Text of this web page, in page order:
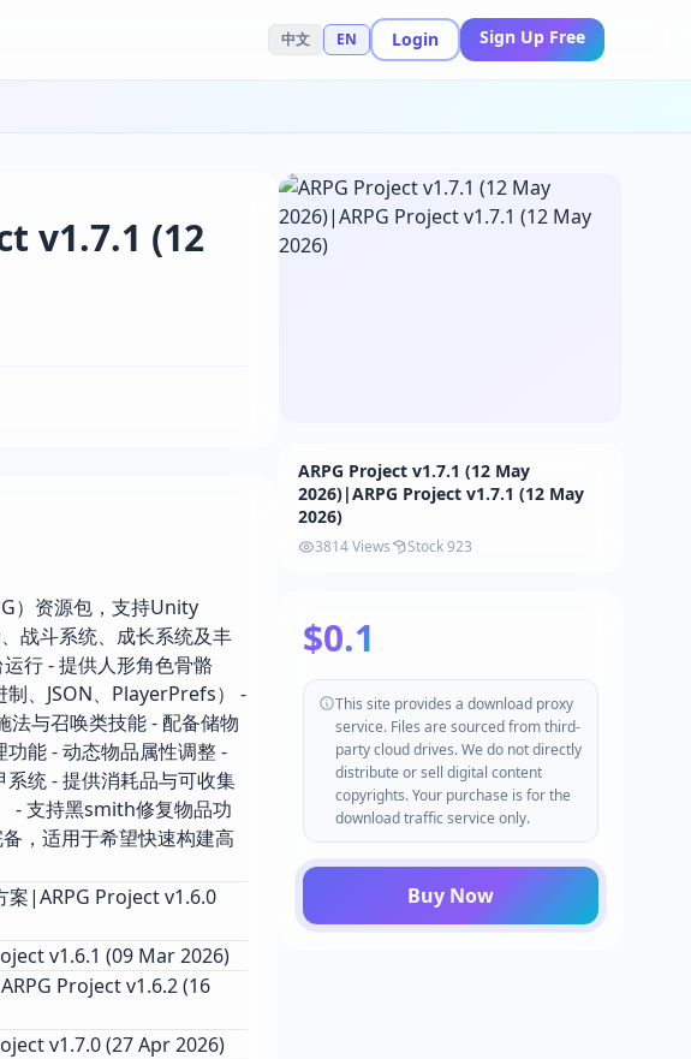
中文 EN Login Sign Up Free
v1.7.1 (12
）资源包，支持Unity
战斗系统、成长系统及丰
行 - 提供人形角色骨骼
、JSON、PlayerPrefs） -
法与召唤类技能 - 配备储物
能 - 动态物品属性调整 -
统 - 提供消耗品与可收集
- 支持黑smith修复物品功
，适用于希望快速构建高
案|ARPG Project v1.6.0
v1.6.1 (09 Mar 2026)
Project v1.6.2 (16
v1.7.0 (27 Apr 2026)
ARPG Project v1.7.1 (12 May
2026)|ARPG Project v1.7.1 (12 May
2026)
3814 Views Stock 923
$0.1
This site provides a download proxy
service. Files are sourced from third-
party cloud drives. We do not directly
distribute or sell digital content
copyrights. Your purchase is for the
download traffic service only.
Buy Now